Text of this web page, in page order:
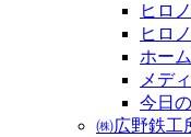
ヒロ
ヒロ
ホー
メデ
今日
㈱広野鉄工